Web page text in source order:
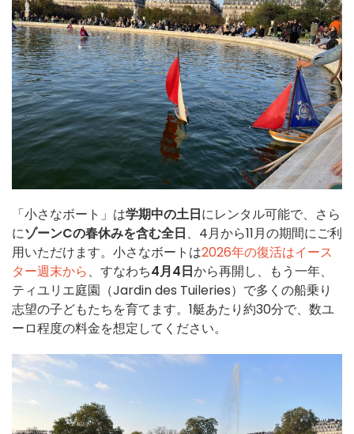
「小さなボート」は学期中の土日にレンタル可能で、さら
にゾーンCの春休みを含む全日、4月から11月の期間にご利
用いただけます。小さなボートは2026年の復活はイース
ター週末から、すなわち4月4日から再開し、もう一年、
ティユリエ庭園（Jardin des Tuileries）で多くの船乗り
志望の子どもたちを育てます。1艇あたり約30分で、数ユ
ーロ程度の料金を想定してください。